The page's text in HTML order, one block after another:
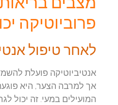
פרוביוטיקה
לאחר טיפול
אנטיביוטיקה פועלת
אך למרבה הצער, היא פוגעת
המועילים במעי. זה יכול